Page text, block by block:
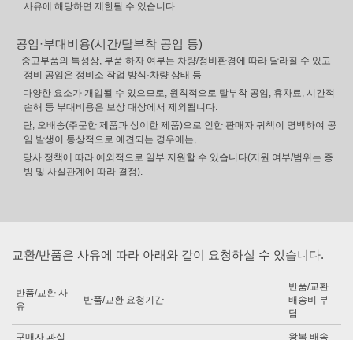
사유에 해당하면 제한될 수 있습니다.
공임·부대비용(시간/탈부착 공임 등)
- 중고부품의 특성상, 부품 하자 여부는 차량/정비환경에 따라 달라질 수 있고
정비 공임은 정비소 작업 방식·차량 상태 등
다양한 요소가 개입될 수 있으므로, 원칙적으로 탈부착 공임, 휴차료, 시간적
손해 등 부대비용은 보상 대상에서 제외됩니다.
단, 오배송(주문한 제품과 상이한 제품)으로 인한 판매자 귀책이 명백하여 공
임 발생이 통상적으로 예견되는 경우에는,
당사 정책에 따라 예외적으로 일부 지원할 수 있습니다(지원 여부/범위는 증
빙 및 사실관계에 따라 결정).
교환/반품은 사유에 따라 아래와 같이 요청하실 수 있습니다.
반품/교환 사
유
반품/교환 요청기간
반품/교환
배송비 부
담
구매자 과실 왕복 배송